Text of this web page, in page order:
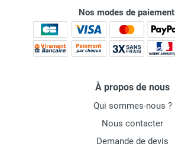
Nos modes de paiement
À propos de nous
Qui sommes-nous ?
Nous contacter
Demande de devis